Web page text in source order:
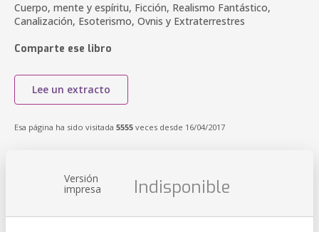
Cuerpo, mente y espíritu, Ficción, Realismo Fantástico,
Canalización, Esoterismo, Ovnis y Extraterrestres
Comparte ese libro
Lee un extracto
Esa página ha sido visitada 5555 veces desde 16/04/2017
Versión
impresa Indisponible